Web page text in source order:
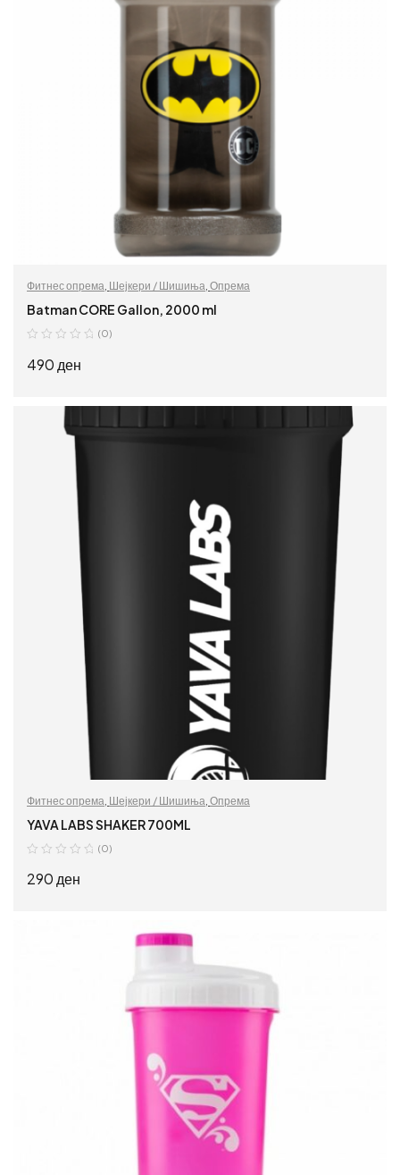
Фитнес опрема, Шејкери / Шишиња, Опрема
Batman CORE Gallon, 2000 ml
(0)
490 ден
Фитнес опрема Шејкери / Шишиња Опрема
YAVA LABS SHAKER 700ML
(0)
290ден
ДОДАЈ ВО КОШНИЦА